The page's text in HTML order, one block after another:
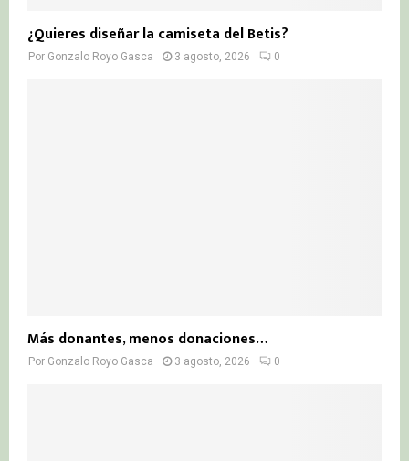
¿Quieres diseñar la camiseta del Betis?
Por Gonzalo Royo Gasca 3 agosto, 2026 0
Más donantes, menos donaciones…
Por Gonzalo Royo Gasca 3 agosto, 2026 0